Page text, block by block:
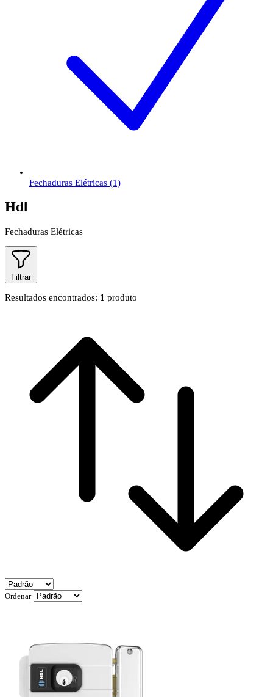
Fechaduras Elétricas (1)
Hdl
Fechaduras Elétricas
Filtrar
Resultados encontrados: 1 produto
Ordenar